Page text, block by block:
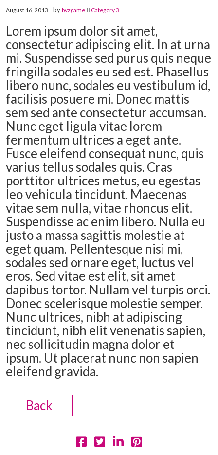
August 16, 2013 by bvzgame Category 3
Lorem ipsum dolor sit amet,
consectetur adipiscing elit. In at urna
mi. Suspendisse sed purus quis neque
fringilla sodales eu sed est. Phasellus
libero nunc, sodales eu vestibulum id,
facilisis posuere mi. Donec mattis
sem sed ante consectetur accumsan.
Nunc eget ligula vitae lorem
fermentum ultrices a eget ante.
Fusce eleifend consequat nunc, quis
varius tellus sodales quis. Cras
porttitor ultrices metus, eu egestas
leo vehicula tincidunt. Maecenas
vitae sem nulla, vitae rhoncus elit.
Suspendisse ac enim libero. Nulla eu
justo a massa sagittis molestie at
eget quam. Pellentesque nisi mi,
sodales sed ornare eget, luctus vel
eros. Sed vitae est elit, sit amet
dapibus tortor. Nullam vel turpis orci.
Donec scelerisque molestie semper.
Nunc ultrices, nibh at adipiscing
tincidunt, nibh elit venenatis sapien,
nec sollicitudin magna dolor et
ipsum. Ut placerat nunc non sapien
eleifend gravida.
Back